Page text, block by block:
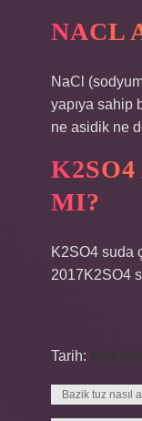
NACL
NaCl
yapıya sahip
ne asidik ne
MI?
K2SO4 suda
2017K2SO4
Tarih:
Bazik tuz nasıl